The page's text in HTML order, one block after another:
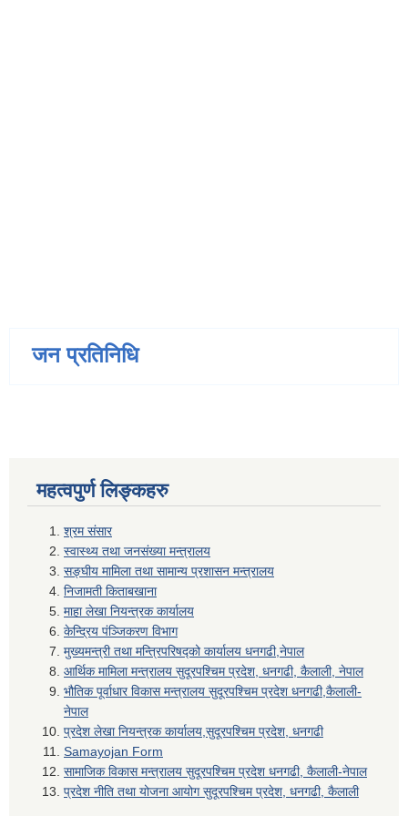
जन प्रतिनिधि
महत्वपुर्ण लिङ्कहरु
श्रम संसार
स्वास्थ्य तथा जनसंख्या मन्त्रालय
सङ्घीय मामिला तथा सामान्य प्रशासन मन्त्रालय
निजामती किताबखाना
माहा लेखा नियन्त्रक कार्यालय
केन्द्रिय पंञ्जिकरण विभाग
मुख्यमन्त्री तथा मन्त्रिपरिषद्को कार्यालय धनगढी,नेपाल
आर्थिक मामिला मन्त्रालय सुदूरपश्चिम प्रदेश, धनगढी, कैलाली, नेपाल
भौतिक पूर्वाधार विकास मन्त्रालय सुदूरपश्चिम प्रदेश धनगढी,कैलाली-
नेपाल
प्रदेश लेखा नियन्त्रक कार्यालय,सुदूरपश्चिम प्रदेश, धनगढी
Samayojan Form
सामाजिक विकास मन्त्रालय सुदूरपश्चिम प्रदेश धनगढी, कैलाली-नेपाल
प्रदेश नीति तथा योजना आयोग सुदूरपश्चिम प्रदेश, धनगढी, कैलाली